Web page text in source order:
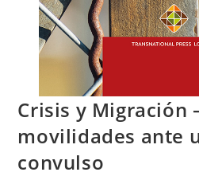
Crisis y Migración
movilidades ante
convulso